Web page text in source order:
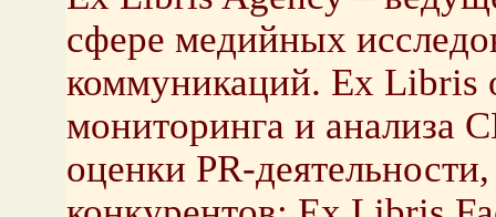
сфере медийных
коммуникаций. Ex Libris
мониторинга и анализа
оценки PR-